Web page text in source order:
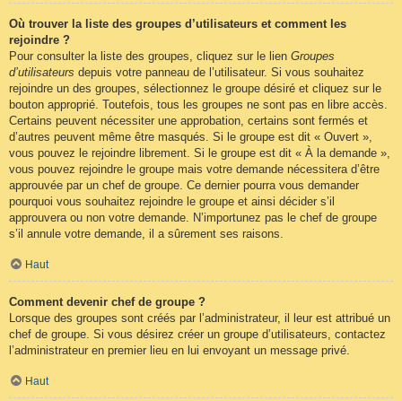
Où trouver la liste des groupes d’utilisateurs et comment les
rejoindre ?
Pour consulter la liste des groupes, cliquez sur le lien Groupes
d’utilisateurs depuis votre panneau de l’utilisateur. Si vous souhaitez
rejoindre un des groupes, sélectionnez le groupe désiré et cliquez sur le
bouton approprié. Toutefois, tous les groupes ne sont pas en libre accès.
Certains peuvent nécessiter une approbation, certains sont fermés et
d’autres peuvent même être masqués. Si le groupe est dit « Ouvert »,
vous pouvez le rejoindre librement. Si le groupe est dit « À la demande »,
vous pouvez rejoindre le groupe mais votre demande nécessitera d’être
approuvée par un chef de groupe. Ce dernier pourra vous demander
pourquoi vous souhaitez rejoindre le groupe et ainsi décider s’il
approuvera ou non votre demande. N’importunez pas le chef de groupe
s’il annule votre demande, il a sûrement ses raisons.
Haut
Comment devenir chef de groupe ?
Lorsque des groupes sont créés par l’administrateur, il leur est attribué un
chef de groupe. Si vous désirez créer un groupe d’utilisateurs, contactez
l’administrateur en premier lieu en lui envoyant un message privé.
Haut